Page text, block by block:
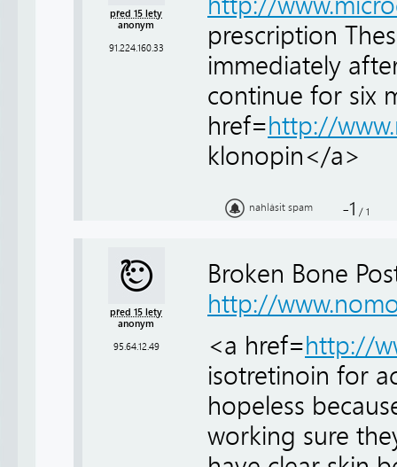
před 15 lety
anonym
91.224.160.33
prescription
immediately
continue for six
href=http://
klonopin</a>
nahlásit spam -1 / 1
před 15 lety
anonym
95.64.12.49
Broken Bone
http://
<a href=http://
isotretinoin for
hopeless
working sure